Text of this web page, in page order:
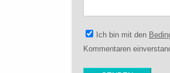
Ich bin mit den
Kommentaren